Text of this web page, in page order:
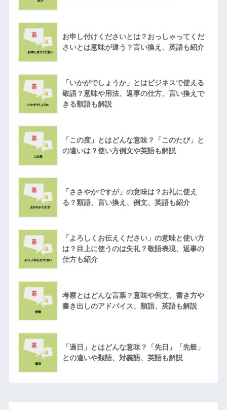
お申し付けくださいとは？おっしゃってくだ
さいとは意味が違う？言い換え、英語も紹介
「いかがでしょうか」とはビジネスで使える
敬語？意味や用法、返事の仕方、言い換えで
きる類語も解説
「この度」とはどんな意味？「このたび」と
の違いは？使い方例文や英語も解説
「ささやかですが」の意味は？お礼に使え
る？類語、言い換え、例文、英語も紹介
「よろしくお伝えください」の意味と使い方
は？目上に使うのは失礼？敬語表現、返事の
仕方も紹介
考察とはどんな言葉？意味や例文、書き方や
書き出しのアドバイス、類語、英語も解説
「過日」とはどんな意味？「先日」「先般」
との違いや類語、対義語、英語も解説